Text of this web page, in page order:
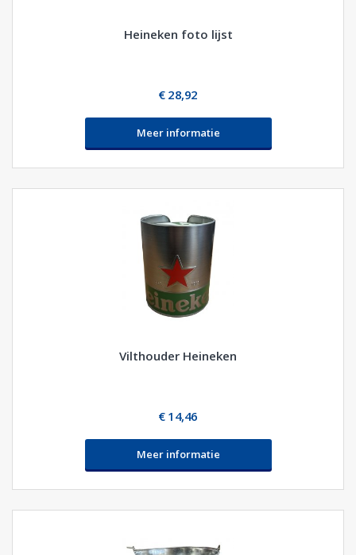
Heineken foto lijst
€ 28,92
Meer informatie
Vilthouder Heineken
€ 14,46
Meer informatie